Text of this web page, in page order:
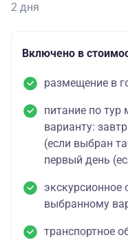
2 дня
Включено в
размещение в
питание по
варианту:
(если выбран
первый день
экскурсионное
выбранному
транспортное